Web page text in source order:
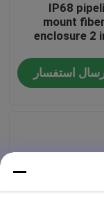
IP68
mount
enclosure 2
استفسار